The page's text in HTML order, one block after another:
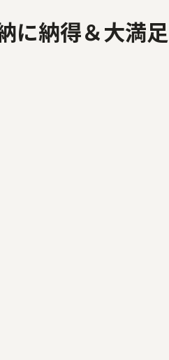
北見(オホーツク)版
に納得＆大満足